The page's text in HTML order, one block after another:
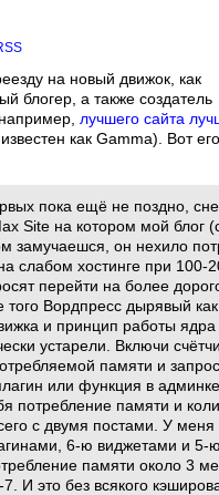
на новый движок, как
блогер, а также создатель
лучшего сайта
как Gamma). Вот
пока ещё не поздно,
Site на котором мой блог
замучаешся, он нехило
слабом хостинге при 100-
перейти на более
Вордпресс дырявый
и принцип работы
устарели. Включи
памяти и
или функция в
потребление памяти и
с двумя постами. У меня
6-ю виджетами и 5-
памяти около 3
7. И это без всякого